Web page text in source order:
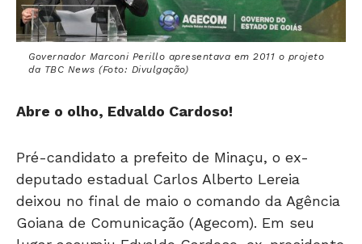
Governador Marconi Perillo apresentava em 2011 o projeto
da TBC News (Foto: Divulgação)
Abre o olho, Edvaldo Cardoso!
Pré-candidato a prefeito de Minaçu, o ex-
deputado estadual Carlos Alberto Lereia
deixou no final de maio o comando da Agência
Goiana de Comunicação (Agecom). Em seu